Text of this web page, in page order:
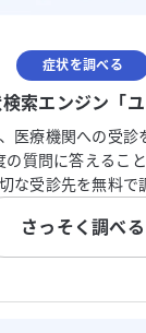
症状を調べる
索エンジン「ユ
医療機関への受診
質問に答えるこ
な受診先を無料で
さっそく調べる